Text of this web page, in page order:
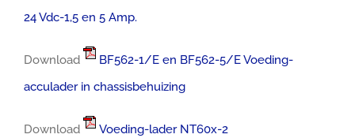
24 Vdc-1,5 en 5 Amp.
Download
BF562-1/E en BF562-5/E Voeding-
acculader in chassisbehuizing
Download Voeding-lader NT60x-2